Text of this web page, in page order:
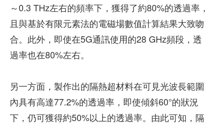
～0.3 THz左右的頻率下，獲得了約80%的透過率，
且與基於有限元素法的電磁場數值計算結果大致吻
合。此外，即使在5G通訊使用的28 GHz頻段，透
過率也在80%左右。
另一方面，製作出的隔熱超材料在可見光波長範圍
內具有高達77.2%的透過率，即使傾斜60°的狀況
下，仍可獲得約50%以上的透過率。由此可知，隔